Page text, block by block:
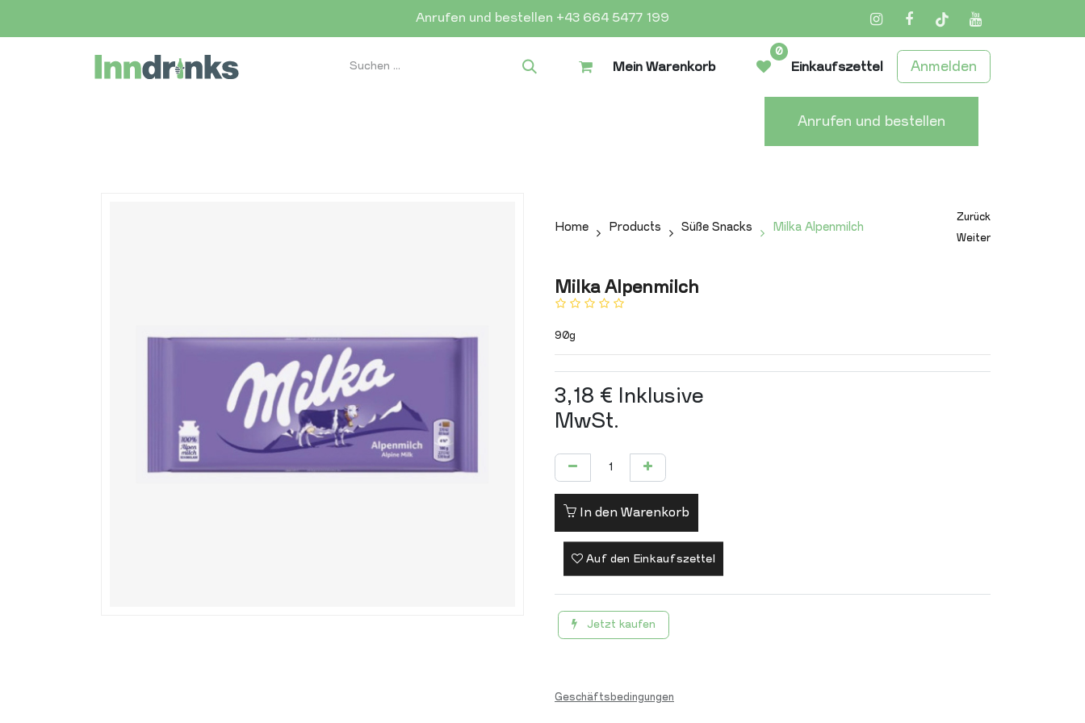
Anrufen und bestellen +43 664 5477 199
InstagramFacebook
TikTokYouTube
Mein Warenkorb
0
Einkaufszettel Anmelden
Anrufen und bestellen
Home Products Süße Snacks Milka Alpenmilch
Zurück
Weiter
Milka Alpenmilch
90g
3,18 €
Inklusive
MwSt.
In den Warenkorb
Auf den Einkaufszettel
Jetzt kaufen
Geschäftsbedingungen